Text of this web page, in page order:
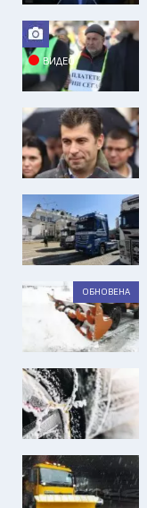
ВИДЕО
ОБНОВЕНА